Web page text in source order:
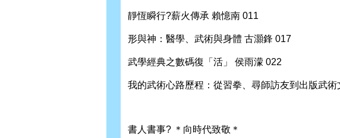
靜恆瞬行?薪火傳承 賴憶南 011
形與神：醫學、武術與身體 古灝鋒 017
武學經典之數碼復「活」 侯雨濛 022
我的武術心路歷程：從習拳、尋師訪友到出版武術
書人書事? ＊向時代致敬＊